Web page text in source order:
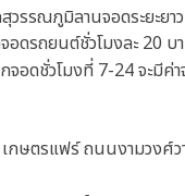
วรรณภูมิลานจอดระยะยาว
อดรถยนต์ชั่วโมงละ 20 บ
จอดชั่วโมงที่ 7-24 จะมีค่า
กษตรแฟร์ ถนนงามวงศ์ว